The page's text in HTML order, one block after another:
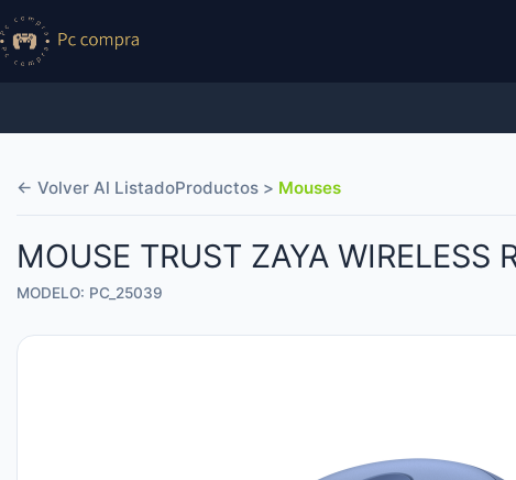
← Volver Al ListadoProductos > Mouses
MOUSE TRUST ZAYA WIRELESS
MODELO: PC_25039